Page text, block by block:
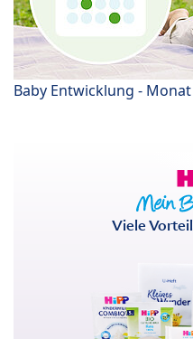
Baby Entwicklung -
Viele